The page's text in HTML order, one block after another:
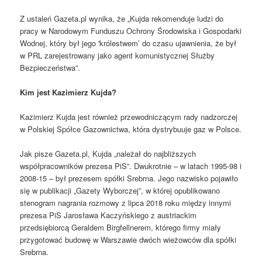
Z ustaleń Gazeta.pl wynika, że „Kujda rekomenduje ludzi do
pracy w Narodowym Funduszu Ochrony Środowiska i Gospodarki
Wodnej, który był jego 'królestwem’ do czasu ujawnienia, że był
w PRL zarejestrowany jako agent komunistycznej Służby
Bezpieczeństwa”.
Kim jest Kazimierz Kujda?
Kazimierz Kujda jest również przewodniczącym rady nadzorczej
w Polskiej Spółce Gazownictwa, która dystrybuuje gaz w Polsce.
Jak pisze Gazeta.pl, Kujda „należał do najbliższych
współpracowników prezesa PiS”. Dwukrotnie – w latach 1995-98 i
2008-15 – był prezesem spółki Srebrna. Jego nazwisko pojawiło
się w publikacji „Gazety Wyborczej”, w której opublikowano
stenogram nagrania rozmowy z lipca 2018 roku między innymi
prezesa PiS Jarosława Kaczyńskiego z austriackim
przedsiębiorcą Geraldem Birgfellnerem, którego firmy miały
przygotować budowę w Warszawie dwóch wieżowców dla spółki
Srebrna.